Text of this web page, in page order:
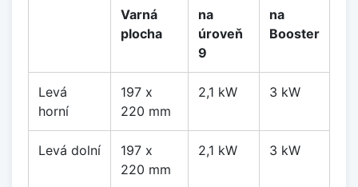
Varná
plocha
na
úroveň
9
na
Booster
Levá
horní
197 x
220 mm
2,1 kW 3 kW
Levá dolní
197 x
220 mm
2,1 kW 3 kW